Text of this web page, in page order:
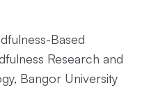
Based
Research and
Bangor University